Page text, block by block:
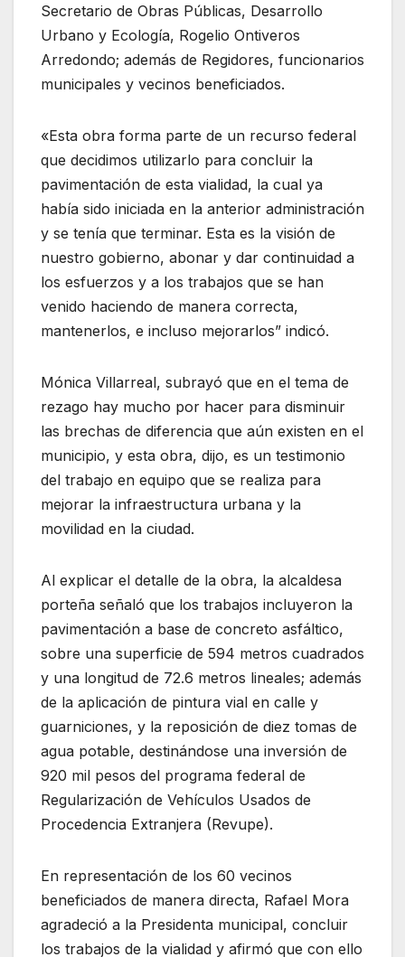
Secretario de Obras Públicas, Desarrollo
Urbano y Ecología, Rogelio Ontiveros
Arredondo; además de Regidores, funcionarios
municipales y vecinos beneficiados.
«Esta obra forma parte de un recurso federal
que decidimos utilizarlo para concluir la
pavimentación de esta vialidad, la cual ya
había sido iniciada en la anterior administración
y se tenía que terminar. Esta es la visión de
nuestro gobierno, abonar y dar continuidad a
los esfuerzos y a los trabajos que se han
venido haciendo de manera correcta,
mantenerlos, e incluso mejorarlos” indicó.
Mónica Villarreal, subrayó que en el tema de
rezago hay mucho por hacer para disminuir
las brechas de diferencia que aún existen en el
municipio, y esta obra, dijo, es un testimonio
del trabajo en equipo que se realiza para
mejorar la infraestructura urbana y la
movilidad en la ciudad.
Al explicar el detalle de la obra, la alcaldesa
porteña señaló que los trabajos incluyeron la
pavimentación a base de concreto asfáltico,
sobre una superficie de 594 metros cuadrados
y una longitud de 72.6 metros lineales; además
de la aplicación de pintura vial en calle y
guarniciones, y la reposición de diez tomas de
agua potable, destinándose una inversión de
920 mil pesos del programa federal de
Regularización de Vehículos Usados de
Procedencia Extranjera (Revupe).
En representación de los 60 vecinos
beneficiados de manera directa, Rafael Mora
agradeció a la Presidenta municipal, concluir
los trabajos de la vialidad y afirmó que con ello